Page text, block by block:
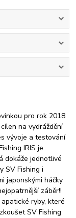
pro rok 2018
na vydráždění
vývoje a testování
IRIS je
dokáže jednotlivé
SV Fishing i
japonskými háčky
záběr!!
ryby, které
SV Fishing